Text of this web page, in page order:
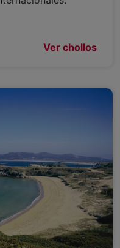
Ver chollos